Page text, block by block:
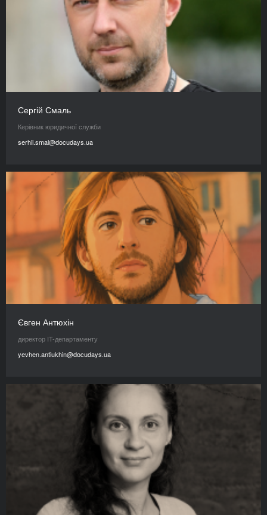
Сергій Смаль
Керівник юридичної служби
serhii.smal@docudays.ua
Євген Антюхін
директор IT-департаменту
yevhen.antiukhin@docudays.ua